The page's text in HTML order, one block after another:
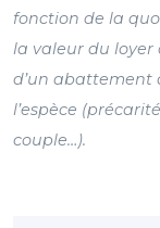
fonction de la
la valeur du
d’un abattement
l’espèce
couple…).